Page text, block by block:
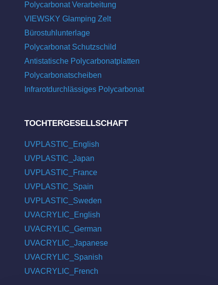
Polycarbonat Verarbeitung
VIEWSKY Glamping Zelt
Bürostuhlunterlage
Polycarbonat Schutzschild
Antistatische Polycarbonatplatten
Polycarbonatscheiben
Infrarotdurchlässiges Polycarbonat
TOCHTERGESELLSCHAFT
UVPLASTIC_English
UVPLASTIC_Japan
UVPLASTIC_France
UVPLASTIC_Spain
UVPLASTIC_Sweden
UVACRYLIC_English
UVACRYLIC_German
UVACRYLIC_Japanese
UVACRYLIC_Spanish
UVACRYLIC_French